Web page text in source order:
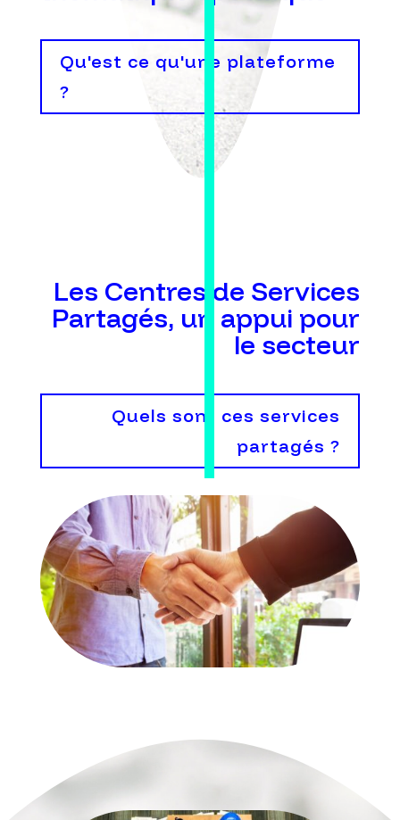
Qu'est ce qu'une plateforme
?
Les Centres de Services
Partagés, un appui pour
le secteur
Quels sont ces services
partagés ?